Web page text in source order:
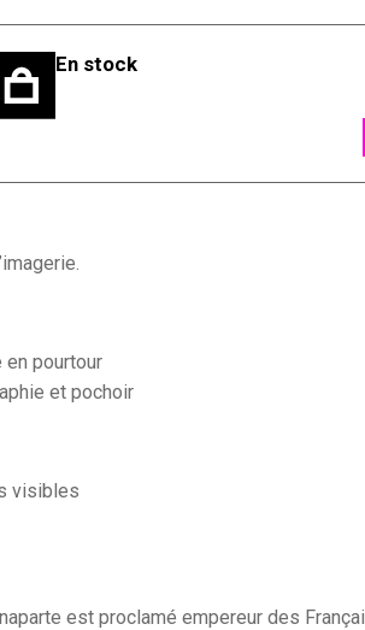
En stock
pourtour
et pochoir
visibles
est proclamé empereur des